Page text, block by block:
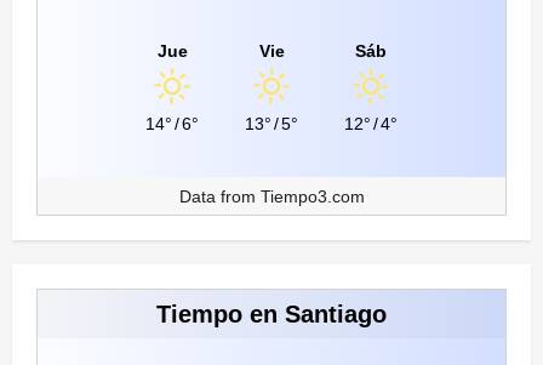
Jue
14°/6°
Vie
13°/5°
Sáb
12°/4°
Data from Tiempo3.com
Tiempo en Santiago